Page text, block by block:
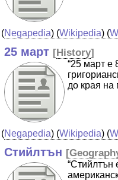
(Negapedia) (Wikipedia) (
25 март [History]
“25 март е
до края на
(Negapedia) (Wikipedia) (
Стийлтън [
“Стийлтън